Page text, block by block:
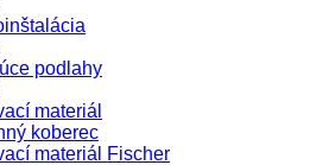
podlahy
materiál
koberec
materiál Fischer